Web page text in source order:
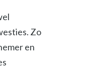
Zo
en